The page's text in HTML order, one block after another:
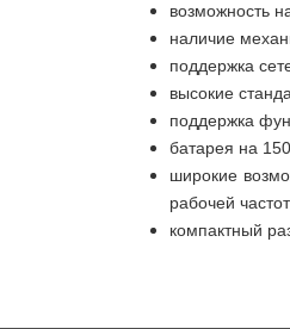
возможность
наличие
поддержка
высокие
поддержка
батарея на
широкие
рабочей
компактный